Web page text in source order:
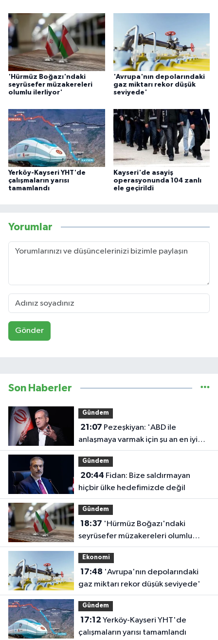
'Hürmüz Boğazı'ndaki
seyrüsefer müzakereleri
olumlu ilerliyor'
'Avrupa'nın depolarındaki
gaz miktarı rekor düşük
seviyede'
Yerköy-Kayseri YHT'de
çalışmaların yarısı
tamamlandı
Kayseri'de asayiş
operasyonunda 104 zanlı
ele geçirildi
Yorumlar
Gönder
Son Haberler
Gündem
21:07
anlaşmaya varmak için şu an en iyi
zaman'
Gündem
20:44
hiçbir ülke hedefimizde değil
Gündem
18:37
seyrüsefer müzakereleri olumlu
ilerliyor'
Ekonomi
17:48
gaz miktarı rekor düşük seviyede'
Gündem
17:12
çalışmaların yarısı tamamlandı